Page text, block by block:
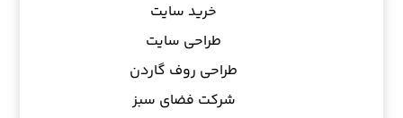
خرید سایت
طراحی سایت
طراحی روف گاردن
شرکت فضای سبز